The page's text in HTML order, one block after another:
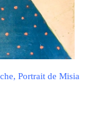
Portrait de Misia